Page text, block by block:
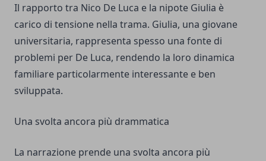
Il rapporto tra Nico De Luca e la nipote Giulia è
carico di tensione nella trama. Giulia, una giovane
universitaria, rappresenta spesso una fonte di
problemi per De Luca, rendendo la loro dinamica
familiare particolarmente interessante e ben
sviluppata.
Una svolta ancora più drammatica
La narrazione prende una svolta ancora più